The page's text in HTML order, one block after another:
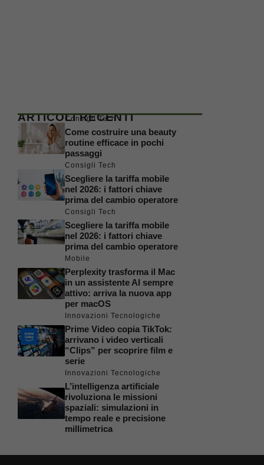
ARTICOLI RECENTI
Consigli Tech
Come costruire una beauty
routine efficace in pochi
passaggi
Consigli Tech
Scegliere la tariffa mobile
nel 2026: i fattori chiave
prima del cambio operatore
Consigli Tech
Scegliere la tariffa mobile
nel 2026: i fattori chiave
prima del cambio operatore
Mobile
Perplexity trasforma il Mac
in un assistente AI sempre
attivo: arriva la nuova app
per macOS
Innovazioni Tecnologiche
Prime Video copia TikTok:
arrivano i video verticali
“Clips” per scoprire film e
serie
Innovazioni Tecnologiche
L’intelligenza artificiale
rivoluziona le missioni
spaziali: simulazioni in
tempo reale e precisione
millimetrica